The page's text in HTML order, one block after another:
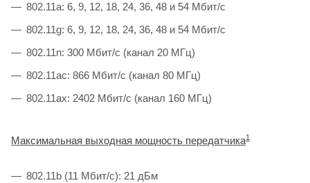
802.11a: 6, 9, 12, 18, 24, 36, 48 и 54 Мбит/с
802.11g: 6, 9, 12, 18, 24, 36, 48 и 54 Мбит/с
802.11n: 300 Мбит/c (канал 20 МГц)
802.11ac: 866 Мбит/с (канал 80 МГц)
802.11ax: 2402 Мбит/c (канал 160 МГц)
Максимальная выходная мощность передатчика1
802.11b (11 Мбит/с): 21 дБм